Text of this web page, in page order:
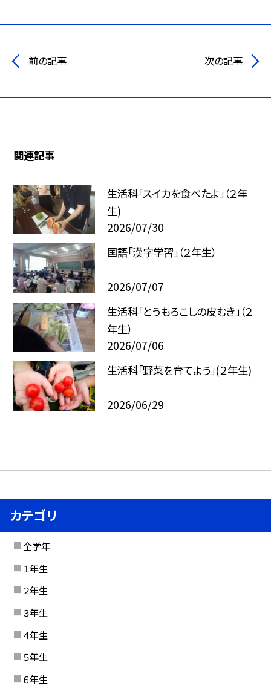
前の記事 次の記事
関連記事
生活科「スイカを食べたよ」（２年
生)
2026/07/30
国語「漢字学習」（２年生）
2026/07/07
生活科「とうもろこしの皮むき」（２
年生）
2026/07/06
生活科「野菜を育てよう」(２年生)
2026/06/29
カテゴリ
全学年
１年生
２年生
３年生
４年生
５年生
６年生